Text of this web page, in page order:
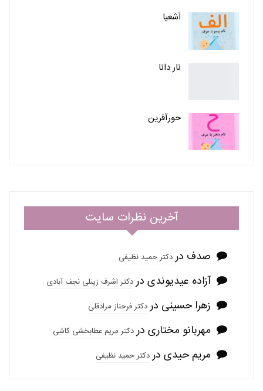
اَشعیا
نار دانا
حورآفرین
آخرین نظرات سایت
صدف دردکتر حمید نظیفی
آزاده عیدیوندی دردکتر اشرف زینلی نجف آبادی
زهرا حسینی دردکتر فرحناز مرادقلی
مهربانو مختاری دردکتر مریم عطابخشی کاشی
مریم حیدی دردکتر حمید نظیفی